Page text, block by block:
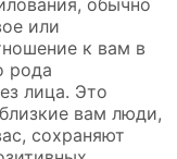
или
к вам в
рода
лица. Это
вам люди,
сохраняют